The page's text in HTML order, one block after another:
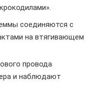
соединяются с
на втягивающем
провода
и наблюдают